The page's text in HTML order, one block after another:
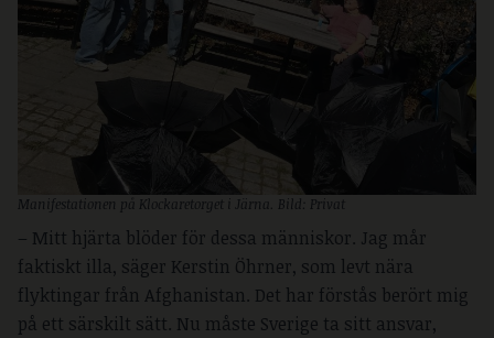
Manifestationen på Klockaretorget i Järna. Bild: Privat
– Mitt hjärta blöder för dessa människor. Jag mår
faktiskt illa, säger Kerstin Öhrner, som levt nära
flyktingar från Afghanistan. Det har förstås berört mig
på ett särskilt sätt. Nu måste Sverige ta sitt ansvar,